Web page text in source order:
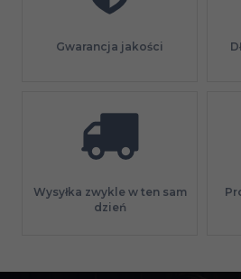
Gwarancja jakości
Wysyłka zwykle w ten sam
dzień